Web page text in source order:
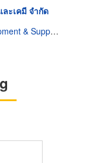
ะเคมี จำกัด
& Supplies